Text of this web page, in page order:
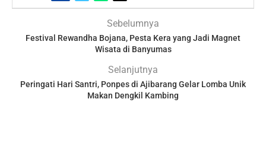
Sebelumnya
Festival Rewandha Bojana, Pesta Kera yang Jadi Magnet
Wisata di Banyumas
Selanjutnya
Peringati Hari Santri, Ponpes di Ajibarang Gelar Lomba Unik
Makan Dengkil Kambing